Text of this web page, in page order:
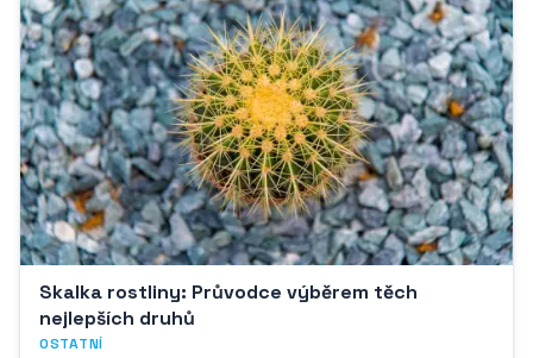
Skalka rostliny: Průvodce výběrem těch
nejlepších druhů
OSTATNÍ